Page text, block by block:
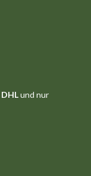
DHLund nur